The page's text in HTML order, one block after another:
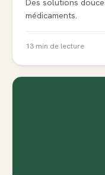
Des solutions
médicaments.
13 min de lecture